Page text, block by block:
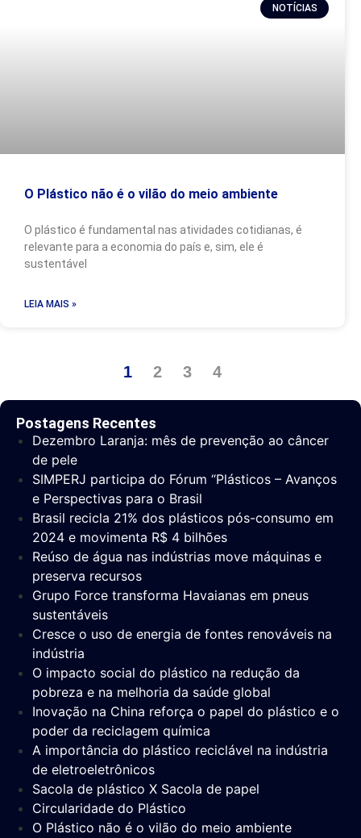
NOTÍCIAS
O Plástico não é o vilão do meio ambiente
O plástico é fundamental nas atividades cotidianas, é
relevante para a economia do país e, sim, ele é
sustentável
LEIA MAIS »
1 2 3 4
Postagens Recentes
Dezembro Laranja: mês de prevenção ao câncer
de pele
SIMPERJ participa do Fórum “Plásticos – Avanços
e Perspectivas para o Brasil
Brasil recicla 21% dos plásticos pós-consumo em
2024 e movimenta R$ 4 bilhões
Reúso de água nas indústrias move máquinas e
preserva recursos
Grupo Force transforma Havaianas em pneus
sustentáveis
Cresce o uso de energia de fontes renováveis na
indústria
O impacto social do plástico na redução da
pobreza e na melhoria da saúde global
Inovação na China reforça o papel do plástico e o
poder da reciclagem química
A importância do plástico reciclável na indústria
de eletroeletrônicos
Sacola de plástico X Sacola de papel
Circularidade do Plástico
O Plástico não é o vilão do meio ambiente